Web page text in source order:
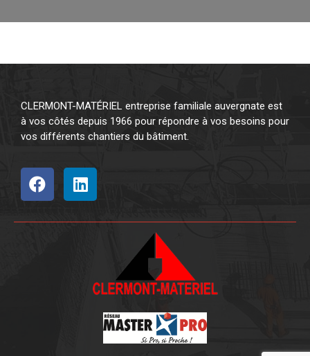
CLERMONT-MATÉRIEL entreprise familiale auvergnate est
à vos côtés depuis 1966 pour répondre à vos besoins pour
vos différents chantiers du bâtiment.